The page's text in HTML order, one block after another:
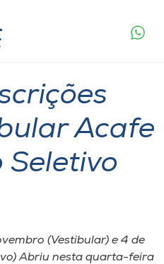
Acafe
Seletivo
(Vestibular) e 4 de
Abriu nesta quarta-feira